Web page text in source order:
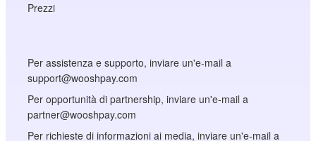
Prezzi
Per assistenza e supporto, inviare un'e-mail a
support@wooshpay.com
Per opportunità di partnership, inviare un'e-mail a
partner@wooshpay.com
Per richieste di informazioni ai media, inviare un'e-mail a